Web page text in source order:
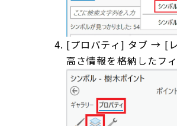
[プロパティ] タブ → [
高さ情報を格納したフ